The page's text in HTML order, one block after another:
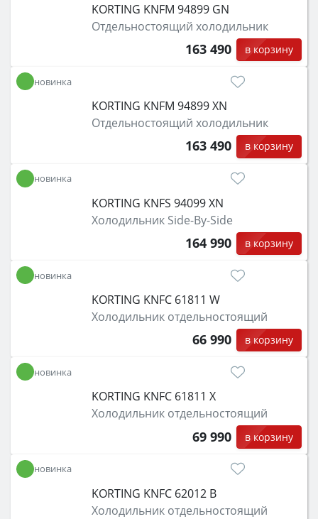
KORTING KNFM 94899 GN
Отдельностоящий холодильник
163 490 в корзину
новинка
KORTING KNFM 94899 XN
Отдельностоящий холодильник
163 490 в корзину
новинка
KORTING KNFS 94099 XN
Холодильник Side-By-Side
164 990 в корзину
новинка
KORTING KNFC 61811 W
Холодильник отдельностоящий
66 990 в корзину
новинка
KORTING KNFC 61811 X
Холодильник отдельностоящий
69 990 в корзину
новинка
KORTING KNFC 62012 B
Холодильник отдельностоящий